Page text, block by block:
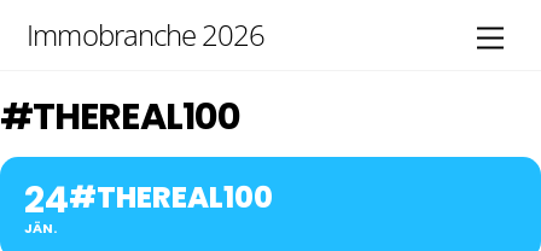
Immobranche 2026
#THEREAL100
24
JÄN.
#THEREAL100